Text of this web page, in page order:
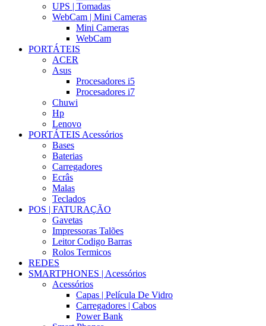
UPS | Tomadas
WebCam | Mini Cameras
Mini Cameras
WebCam
PORTÁTEIS
ACER
Asus
Procesadores i5
Procesadores i7
Chuwi
Hp
Lenovo
PORTÁTEIS Acessórios
Bases
Baterias
Carregadores
Ecrâs
Malas
Teclados
POS | FATURAÇÃO
Gavetas
Impressoras Talões
Leitor Codigo Barras
Rolos Termicos
REDES
SMARTPHONES | Acessórios
Acessórios
Capas | Película De Vidro
Carregadores | Cabos
Power Bank